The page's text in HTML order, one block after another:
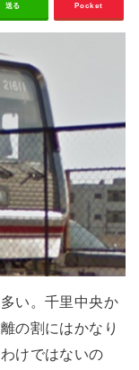
送る Pocket
い。千里中央か
の割にはかなり
けではないの